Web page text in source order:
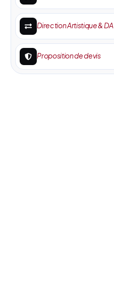
Direction Artistique & DA
Proposition de devis